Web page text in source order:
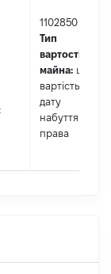
1102850
Тип
вартості
майна: це
вартість на
дату
набуття
права